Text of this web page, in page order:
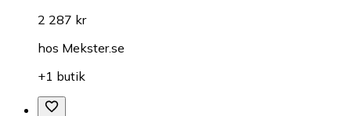
2 287 kr
hos Mekster.se
+1 butik